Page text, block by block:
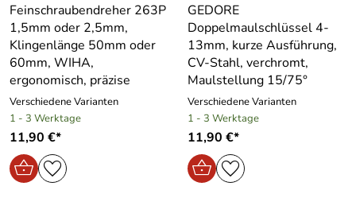
Feinschraubendreher 263P
1,5mm oder 2,5mm,
Klingenlänge 50mm oder
60mm, WIHA,
ergonomisch, präzise
Verschiedene Varianten
1 - 3 Werktage
11,90 €*
GEDORE
Doppelmaulschlüssel 4-
13mm, kurze Ausführung,
CV-Stahl, verchromt,
Maulstellung 15/75°
Verschiedene Varianten
1 - 3 Werktage
11,90 €*